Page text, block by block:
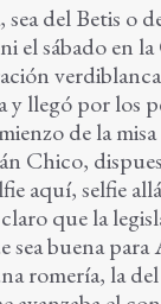
del Betis o
el sábado en
y llegó por los
de la
Chico,
aquí, selfie
que la
sea buena
romería, la